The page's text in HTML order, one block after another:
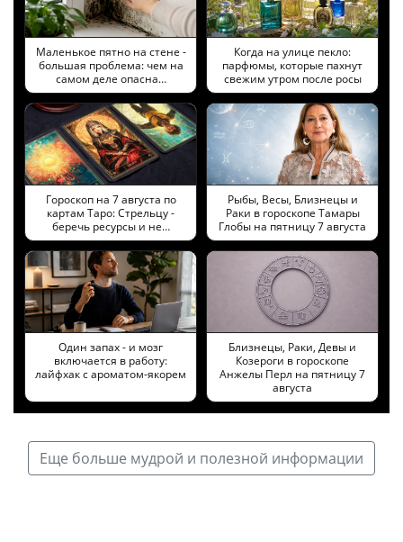
Маленькое пятно на стене -
большая проблема: чем на
самом деле опасна…
Когда на улице пекло:
парфюмы, которые пахнут
свежим утром после росы
Гороскоп на 7 августа по
картам Таро: Стрельцу -
беречь ресурсы и не…
Рыбы, Весы, Близнецы и
Раки в гороскопе Тамары
Глобы на пятницу 7 августа
Один запах - и мозг
включается в работу:
лайфхак с ароматом-якорем
Близнецы, Раки, Девы и
Козероги в гороскопе
Анжелы Перл на пятницу 7
августа
Еще больше мудрой и полезной информации